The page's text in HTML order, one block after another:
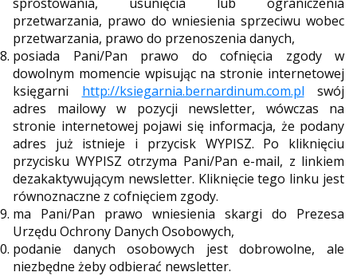
przetwarzania, prawo do wniesienia sprzeciwu wobec
przetwarzania, prawo do przenoszenia danych,
posiada Pani/Pan prawo do cofnięcia zgody w
dowolnym momencie wpisując na stronie internetowej
księgarni http://ksiegarnia.bernardinum.com.pl swój
adres mailowy w pozycji newsletter, wówczas na
stronie internetowej pojawi się informacja, że podany
adres już istnieje i przycisk WYPISZ. Po kliknięciu
przycisku WYPISZ otrzyma Pani/Pan e-mail, z linkiem
dezakaktywującym newsletter. Kliknięcie tego linku jest
równoznaczne z cofnięciem zgody.
ma Pani/Pan prawo wniesienia skargi do Prezesa
Urzędu Ochrony Danych Osobowych,
podanie danych osobowych jest dobrowolne, ale
niezbędne żeby odbierać newsletter.